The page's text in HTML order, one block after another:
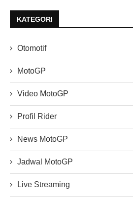
KATEGORI
Otomotif
MotoGP
Video MotoGP
Profil Rider
News MotoGP
Jadwal MotoGP
Live Streaming